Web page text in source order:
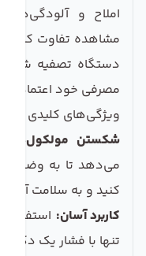
املاح و
مشاهده تفاوت
دستگاه تصفیه شده،
مصرفی خود اعتماد
ویژگی‌های کلیدی
شکستن مولکول‌های
می‌دهد تا به وضوح
کنید و به سلامت آب
کاربرد آسان: استفاده
تنها با فشار یک دکمه